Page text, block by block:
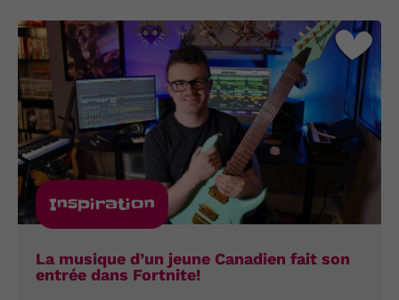
Inspiration
La musique d’un jeune Canadien fait son
entrée dans Fortnite!